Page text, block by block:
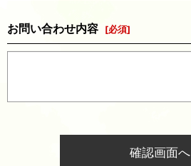
お問い合わせ内容 [必須]
確認画面へ